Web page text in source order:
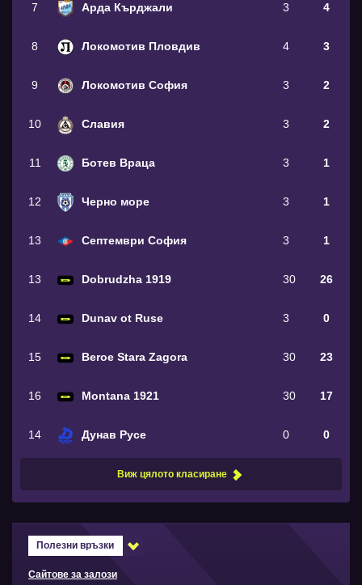
7 Арда Кърджали 3 4
8 Локомотив Пловдив 4 3
9 Локомотив София 3 2
10 Славия 3 2
11 Ботев Враца 3 1
12 Черно море 3 1
13 Септември София 3 1
13 Dobrudzha 1919 30 26
14 Dunav ot Ruse 3 0
15 Beroe Stara Zagora 30 23
16 Montana 1921 30 17
14 Дунав Русе 0 0
Виж цялото класиране
Полезни връзки
Сайтове за залози